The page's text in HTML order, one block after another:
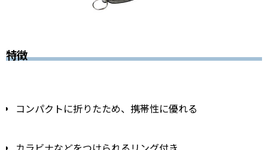
特徴
コンパクトに折りたため、携帯性に優れる